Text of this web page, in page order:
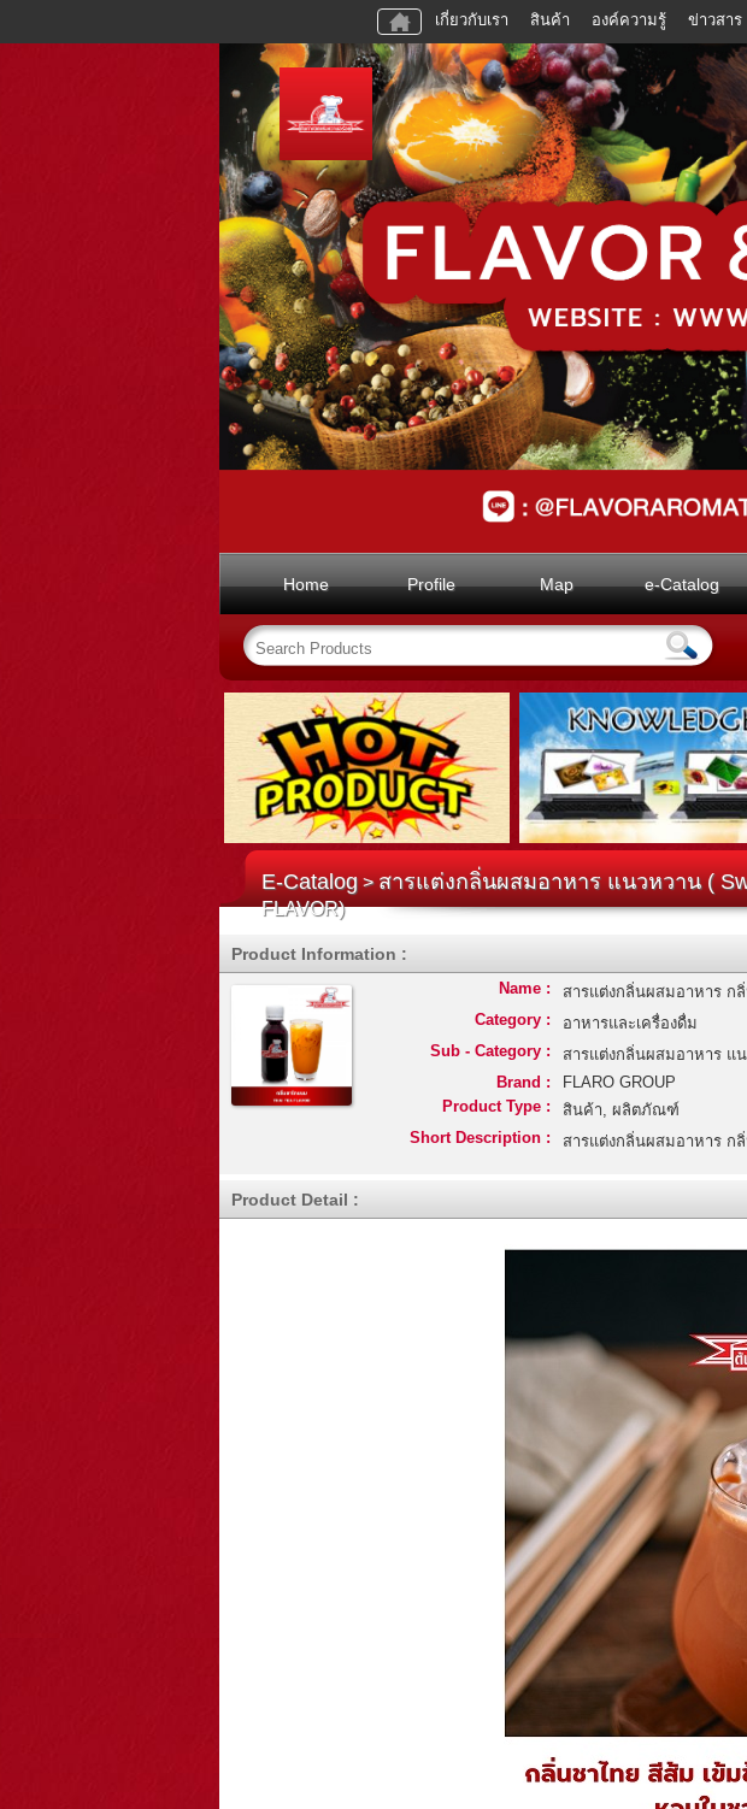
เกี่ยวกับเรา สินค้า องค์ความรู้ ข่าวสาร
Home Profile Map e-Catalog
E-Catalog>สารแต่งกลิ่นผสมอาหาร แนวหวาน (
FLAVOR)
Product Information :
Name :
สารแต่งกลิ่นผสมอาหาร ก
Category :
อาหารและเครื่องดื่ม
Sub - Category :
สารแต่งกลิ่นผสมอาหาร แ
Brand :
FLARO GROUP
Product Type :
สินค้า, ผลิตภัณฑ์
Short Description :
สารแต่งกลิ่นผสมอาหาร ก
Product Detail :